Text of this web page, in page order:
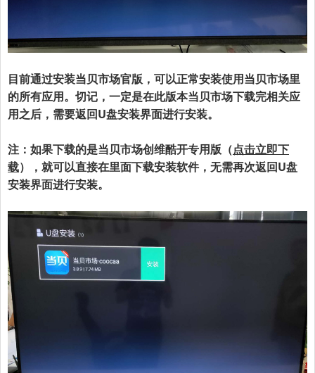
目前通过安装当贝市场官版，可以正常安装使用当贝市场里
的所有应用。切记，一定是在此版本当贝市场下载完相关应
用之后，需要返回U盘安装界面进行安装。
注：如果下载的是当贝市场创维酷开专用版（点击立即下
载），就可以直接在里面下载安装软件，无需再次返回U盘
安装界面进行安装。